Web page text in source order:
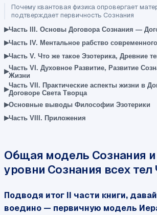
Почему квантовая физика опровергает
подтверждает первичность Сознания
▸Часть III. Основы Договора Сознания —
▸Часть IV. Ментальное рабство
▸Часть V. Что же такое Эзотерика, Древние
▸Часть VI. Духовное Развитие, Развитие
Жизни
▸Часть VII. Практические аспекты жизни в
Договоре Света Творца
▸Основные выводы Философии Эзотерики
▸Часть VIII. Приложения
Общая модель Сознания и
уровни Сознания всех тел
Подводя итог II части книги,
воедино — первичную модель